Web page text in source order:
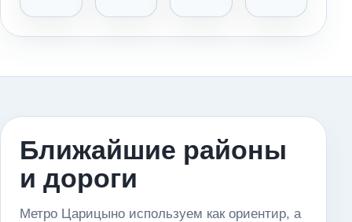
Ближайшие районы
и дороги
Метро Царицыно используем как ориентир, а